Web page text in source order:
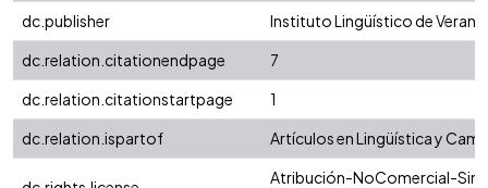
dc.publisher
Instituto Lingüístico de
dc.relation.citationendpage
7
dc.relation.citationstartpage
1
dc.relation.ispartof
Artículos en Lingüística y
Atribución-NoComercial-